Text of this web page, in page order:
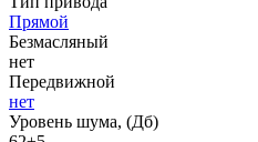
Прямой
Безмасляный
нет
Передвижной
нет
Уровень шума, (Дб)